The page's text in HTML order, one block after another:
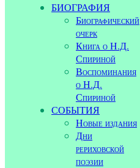
БИОГРАФИЯ
Биографический
очерк
Книга о Н.Д.
Спириной
Воспоминания
о Н.Д.
Спириной
СОБЫТИЯ
Новые издания
Дни
рериховской
поэзии